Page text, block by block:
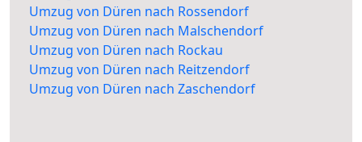
Umzug von Düren nach Rossendorf
Umzug von Düren nach Malschendorf
Umzug von Düren nach Rockau
Umzug von Düren nach Reitzendorf
Umzug von Düren nach Zaschendorf